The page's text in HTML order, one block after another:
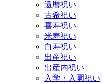
還暦祝い
古希祝い
喜寿祝い
米寿祝い
白寿祝い
出産祝い
出産内祝い
入学・入園祝い